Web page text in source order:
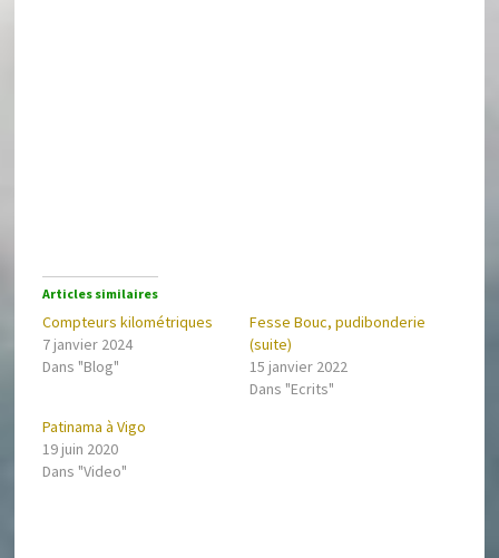
Articles similaires
Compteurs kilométriques
7 janvier 2024
Dans "Blog"
Fesse Bouc, pudibonderie
(suite)
15 janvier 2022
Dans "Ecrits"
Patinama à Vigo
19 juin 2020
Dans "Video"